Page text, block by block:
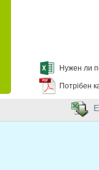
Нужен ли
Потрібен